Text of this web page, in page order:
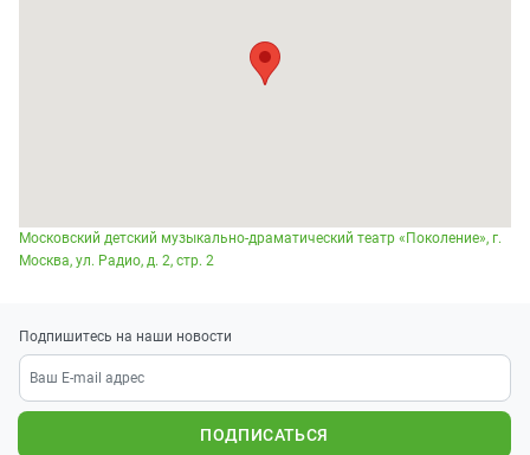
Московский детский музыкально-драматический театр «Поколение», г.
Москва, ул. Радио, д. 2, стр. 2
Подпишитесь на наши новости
ПОДПИСАТЬСЯ